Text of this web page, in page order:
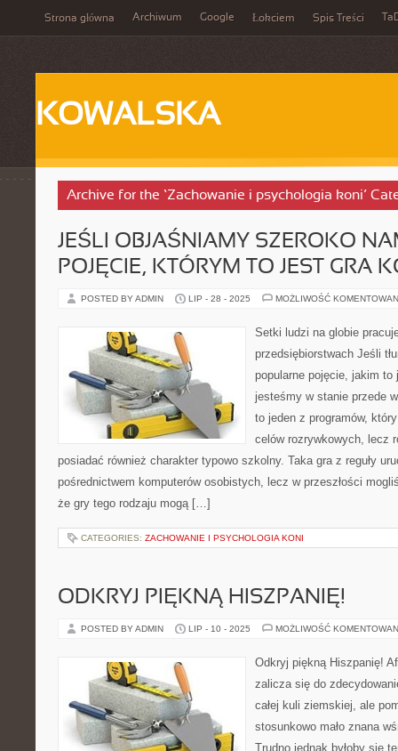
Strona główna Archiwum Google Łokciem Spis Treści
KOWALSKA
Archive for the ‘Zachowanie i psychologia koni’
JEŚLI OBJAŚNIAMY SZEROKO
POJĘCIE, KTÓRYM TO JEST GRA
POSTED BY ADMIN LIP - 28 - 2025 MOŻLIWOŚĆ
Setki ludzi na globie
przedsiębiorstwach Jeśli
popularne pojęcie, jakim to
jesteśmy w stanie przede
to jeden z programów,
celów rozrywkowych, lecz
posiadać również charakter typowo szkolny. Taka gra z reguły
pośrednictwem komputerów osobistych, lecz w przeszłości
że gry tego rodzaju mogą […]
CATEGORIES: ZACHOWANIE I PSYCHOLOGIA KONI
ODKRYJ PIĘKNĄ HISZPANIĘ!
POSTED BY ADMIN LIP - 10 - 2025 MOŻLIWOŚĆ
Odkryj piękną Hiszpanię!
zalicza się do
całej kuli ziemskiej, ale
stosunkowo mało znana
Trudno jednak byłoby się